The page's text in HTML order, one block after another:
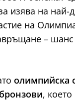
изява на
на
–
олимпийска
, което